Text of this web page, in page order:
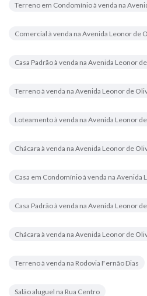
Terreno em Condomínio à venda na
Comercial à venda na Avenida Leonor de
Casa Padrão à venda na Avenida Leonor
Terreno à venda na Avenida Leonor de
Loteamento à venda na Avenida Leonor
Chácara à venda na Avenida Leonor de
Casa em Condomínio à venda na Avenida
Casa Padrão à venda na Avenida Leonor
Chácara à venda na Avenida Leonor de
Terreno à venda na Rodovia Fernão Dias
Salão aluguel na Rua Centro